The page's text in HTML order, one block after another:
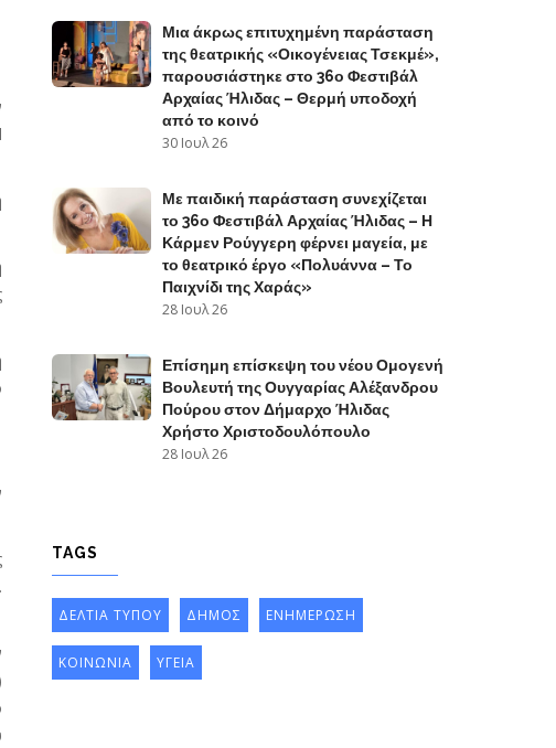
Μια άκρως επιτυχημένη παράσταση
της θεατρικής «Οικογένειας Τσεκμέ»,
παρουσιάστηκε στο 36ο Φεστιβάλ
Αρχαίας Ήλιδας – Θερμή υποδοχή
από το κοινό
30 Ιουλ 26
Με παιδική παράσταση συνεχίζεται
το 36ο Φεστιβάλ Αρχαίας Ήλιδας – Η
Κάρμεν Ρούγγερη φέρνει μαγεία, με
το θεατρικό έργο «Πολυάννα – Το
Παιχνίδι της Χαράς»
28 Ιουλ 26
Επίσημη επίσκεψη του νέου Ομογενή
Βουλευτή της Ουγγαρίας Αλέξανδρου
Πούρου στον Δήμαρχο Ήλιδας
Χρήστο Χριστοδουλόπουλο
28 Ιουλ 26
TAGS
ΔΕΛΤΙΑ ΤΥΠΟΥ ΔΗΜΟΣ ΕΝΗΜΕΡΩΣΗ
ΚΟΙΝΩΝΙΑ ΥΓΕΙΑ